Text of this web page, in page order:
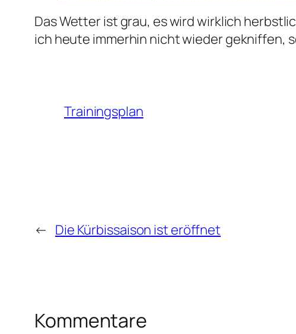
Das Wetter ist grau, es wird wirklich
ich heute immerhin nicht wieder gekniffen,
Trainingsplan
← Die Kürbissaison ist eröffnet
Kommentare